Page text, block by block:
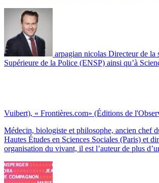
arpagian nicolas Directeur de la
Supérieure de la Police (ENSP) ainsi qu’à
Vuibert), « Frontières.com» (Éditions de
Médecin, biologiste et philosophe, ancien chef
Hautes Études en Sciences Sociales (Paris) et
organisation du vivant, il est l’auteur de plus